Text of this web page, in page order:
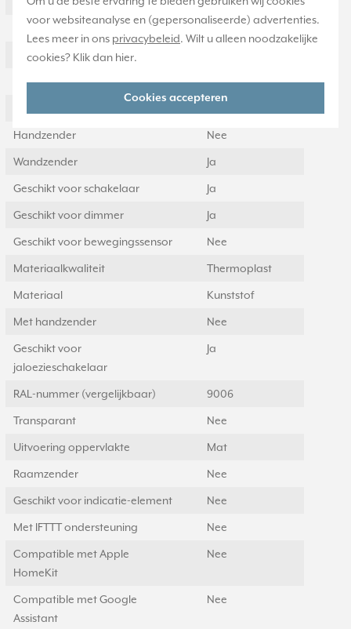
voor websiteanalyse en (gepersonaliseerde) advertenties.
Lees meer in ons privacybeleid. Wilt u alleen noodzakelijke
cookies? Klik dan hier.
Cookies accepteren
Reikwijdte
Met afstandsbediening Nee
Handzender Nee
Wandzender Ja
Geschikt voor schakelaar Ja
Geschikt voor dimmer Ja
Geschikt voor bewegingssensor Nee
Materiaalkwaliteit Thermoplast
Materiaal Kunststof
Met handzender Nee
Geschikt voor
jaloezieschakelaar
Ja
RAL-nummer (vergelijkbaar) 9006
Transparant Nee
Uitvoering oppervlakte Mat
Raamzender Nee
Geschikt voor indicatie-element Nee
Met IFTTT ondersteuning Nee
Compatible met Apple
HomeKit
Nee
Compatible met Google
Assistant
Nee